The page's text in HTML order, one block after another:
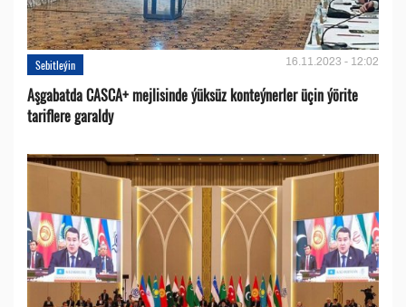
Sebitleýin 16.11.2023 - 12:02
Aşgabatda CASCA+ mejlisinde ýüksüz konteýnerler üçin ýörite
tariflere garaldy